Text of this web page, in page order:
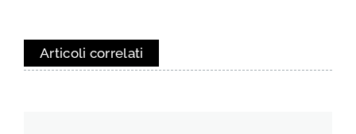
Articoli correlati